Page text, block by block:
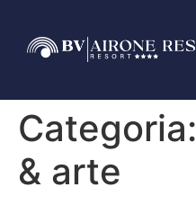
Categoria:
& arte